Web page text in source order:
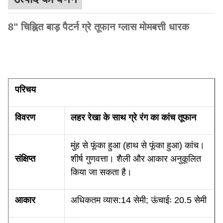
8" चिह्नित बाड़ पैटर्न ग्रे तूफान ग्लास मोमबत्ती धारक
परिचय
विवरण लहर रेखा के साथ ग्रे रंग का कांच तूफान
संक्षिप्त
मुंह से फूंका हुआ (हाथ से फूंका हुआ) कांच।
शीर्ष गुणवत्ता। शैली और आकार अनुकूलित
किया जा सकता है।
आकार अधिकतम व्यास:14 सेमी; ऊंचाईः 20.5 सेमी